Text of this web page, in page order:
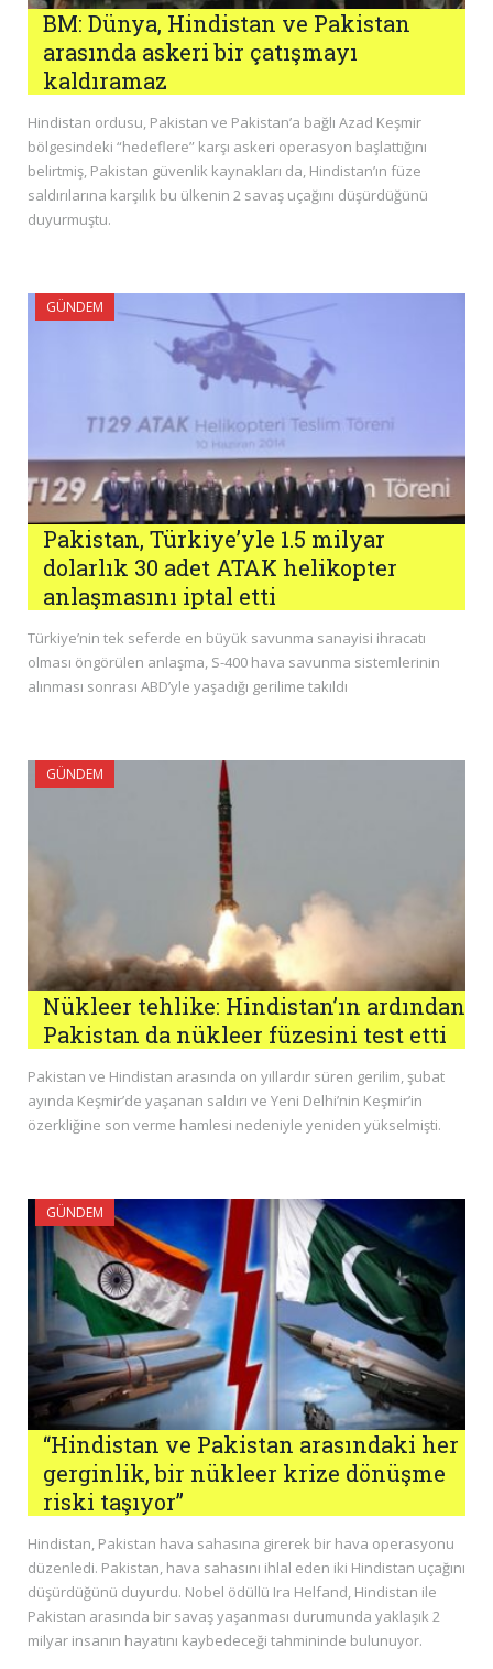
BM: Dünya, Hindistan ve Pakistan
arasında askeri bir çatışmayı
kaldıramaz
Hindistan ordusu, Pakistan ve Pakistan’a bağlı Azad Keşmir
bölgesindeki “hedeflere” karşı askeri operasyon başlattığını
belirtmiş, Pakistan güvenlik kaynakları da, Hindistan’ın füze
saldırılarına karşılık bu ülkenin 2 savaş uçağını düşürdüğünü
duyurmuştu.
GÜNDEM
Pakistan, Türkiye’yle 1.5 milyar
dolarlık 30 adet ATAK helikopter
anlaşmasını iptal etti
Türkiye’nin tek seferde en büyük savunma sanayisi ihracatı
olması öngörülen anlaşma, S-400 hava savunma sistemlerinin
alınması sonrası ABD’yle yaşadığı gerilime takıldı
GÜNDEM
Nükleer tehlike: Hindistan’ın ardından
Pakistan da nükleer füzesini test etti
Pakistan ve Hindistan arasında on yıllardır süren gerilim, şubat
ayında Keşmir’de yaşanan saldırı ve Yeni Delhi’nin Keşmir’in
özerkliğine son verme hamlesi nedeniyle yeniden yükselmişti.
GÜNDEM
“Hindistan ve Pakistan arasındaki her
gerginlik, bir nükleer krize dönüşme
riski taşıyor”
Hindistan, Pakistan hava sahasına girerek bir hava operasyonu
düzenledi. Pakistan, hava sahasını ihlal eden iki Hindistan uçağını
düşürdüğünü duyurdu. Nobel ödüllü Ira Helfand, Hindistan ile
Pakistan arasında bir savaş yaşanması durumunda yaklaşık 2
milyar insanın hayatını kaybedeceği tahmininde bulunuyor.